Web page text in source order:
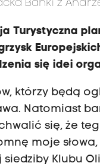
Bańki z
Turystyczna
się idei
którzy będą
Natomiast
się, że
moje
Klubu